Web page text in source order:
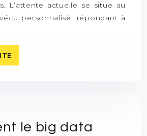
L’attente actuelle se situe au
personnalisé, répondant à
le big data